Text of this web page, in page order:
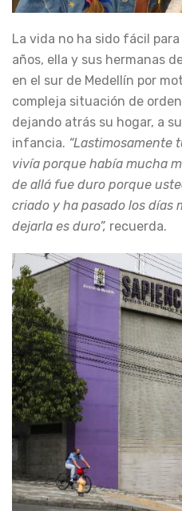
La vida no ha sido fácil para
años, ella y sus hermanas
en el sur de Medellín por
compleja situación de
dejando atrás su hogar, a
infancia. “Lastimosamente
vivía porque había mucha
de allá fue duro porque
criado y ha pasado los días
dejarla es duro”, recuerda.